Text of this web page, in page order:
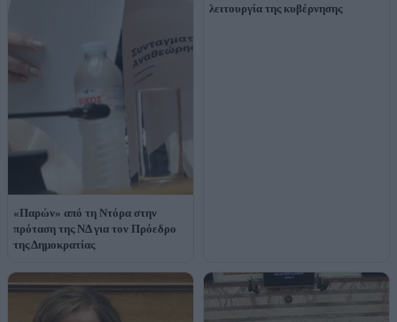
«Παρών» από τη Ντόρα στην
πρόταση της ΝΔ για τον Πρόεδρο
της Δημοκρατίας
λειτουργία της κυβέρνησης